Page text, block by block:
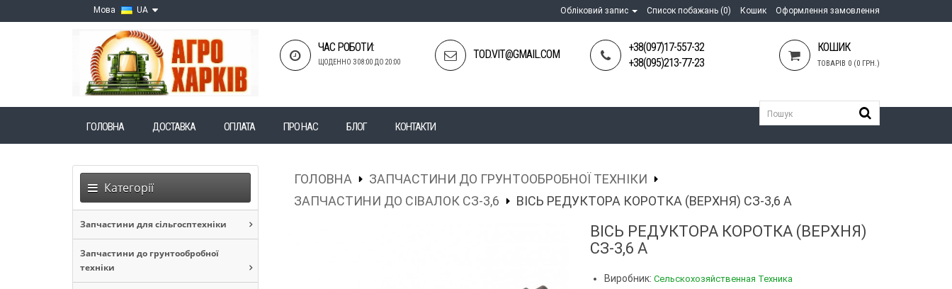
Мова UA Обліковий запис Список побажань (0) Кошик Оформлення замовлення
ЧАС РОБОТИ:
ЩОДЕННО З 08:00 ДО 20:00
TOD.VIT@GMAIL.COM
+38(097)17-557-32
+38(095)213-77-23
КОШИК
ТОВАРІВ 0 (0 ГРН.)
ГОЛОВНА ДОСТАВКА ОПЛАТА ПРО НАС БЛОГ КОНТАКТИ
Категорії
Запчастини для сільгосптехніки
Запчастини до грунтообробної
техніки
ГОЛОВНА
ЗАПЧАСТИНИ ДО ГРУНТООБРОБНОЇ ТЕХНІКИ
ЗАПЧАСТИНИ ДО СІВАЛОК СЗ-3,6
ВІСЬ РЕДУКТОРА КОРОТКА (ВЕРХНЯ) СЗ-3,6 А
ВІСЬ РЕДУКТОРА КОРОТКА (ВЕРХНЯ)
СЗ-3,6 А
Виробник:Сельскохозяйственная Техника